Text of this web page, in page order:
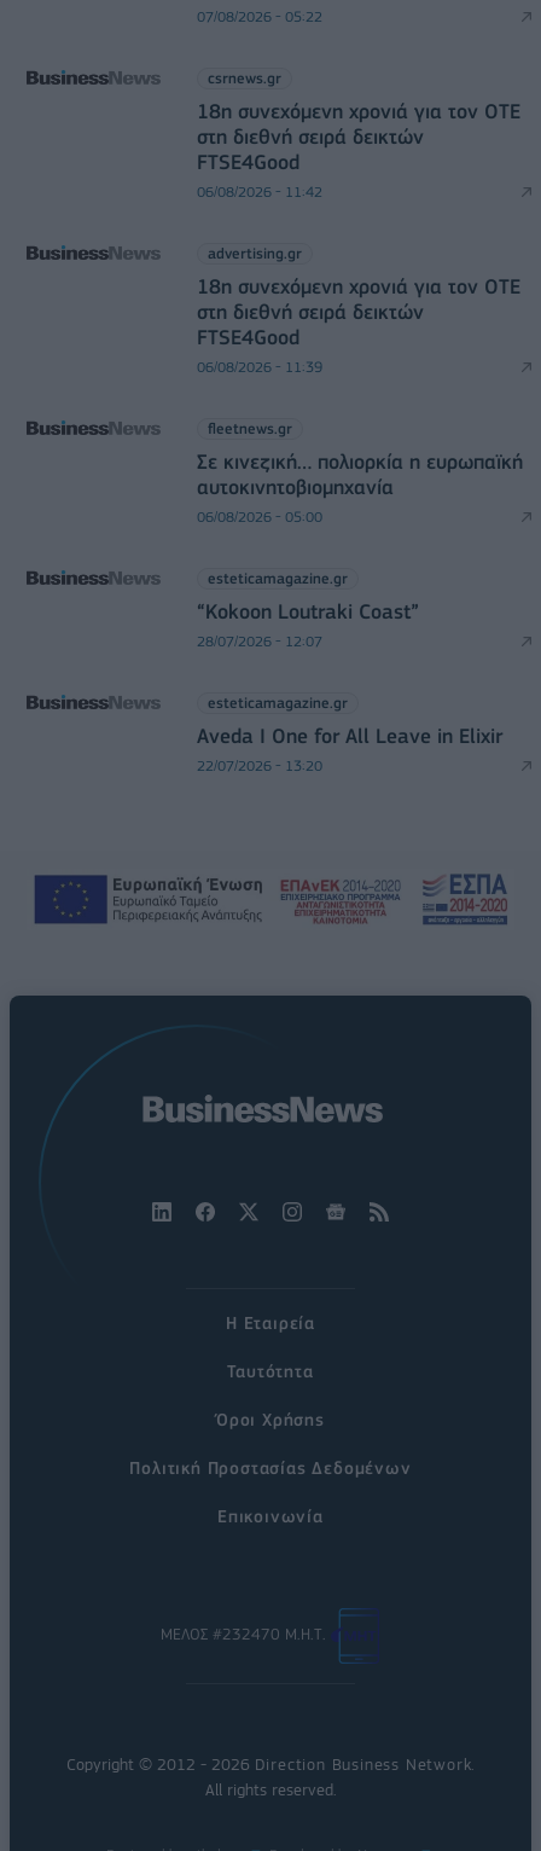
07/08/2026 - 05:22
csrnews.gr
18η συνεχόμενη χρονιά για τον ΟΤΕ
στη διεθνή σειρά δεικτών
FTSE4Good
06/08/2026 - 11:42
advertising.gr
18η συνεχόμενη χρονιά για τον ΟΤΕ
στη διεθνή σειρά δεικτών
FTSE4Good
06/08/2026 - 11:39
fleetnews.gr
Σε κινεζική… πολιορκία η ευρωπαϊκή
αυτοκινητοβιομηχανία
06/08/2026 - 05:00
esteticamagazine.gr
“Kokoon Loutraki Coast”
28/07/2026 - 12:07
esteticamagazine.gr
Aveda I One for All Leave in Elixir
22/07/2026 - 13:20
Η Εταιρεία
Ταυτότητα
Όροι Χρήσης
Πολιτική Προστασίας Δεδομένων
Επικοινωνία
ΜΕΛΟΣ #232470 Μ.Η.Τ.
Copyright © 2012 - 2026 Direction Business Network
All rights reserved.